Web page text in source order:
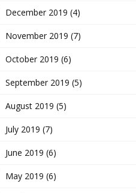
December 2019 (4)
November 2019 (7)
October 2019 (6)
September 2019 (5)
August 2019 (5)
July 2019 (7)
June 2019 (6)
May 2019 (6)